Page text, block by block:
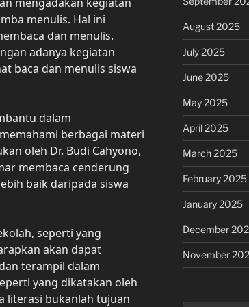
menulis. Hal ini
dan menulis.
adanya kegiatan
baca dan menulis siswa
dalam
berbagai materi
oleh Dr. Budi Cahyono,
membaca cenderung
baik daripada siswa
seperti yang
akan dapat
terampil dalam
yang dikatakan oleh
literasi bukanlah tujuan
August 2025
July 2025
June 2025
May 2025
April 2025
March 2025
February 2025
January 2025
December
November